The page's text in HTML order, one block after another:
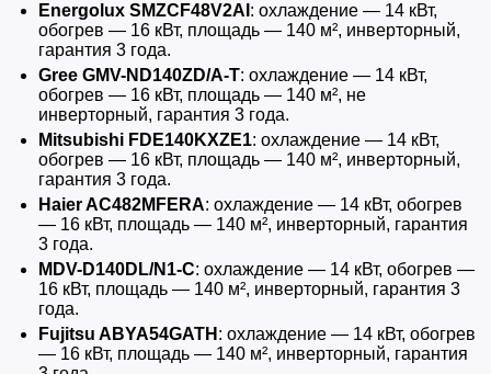
Energolux SMZCF48V2AI : охлаждение — 14 кВт,
обогрев — 16 кВт, площадь — 140 м², инверторный,
гарантия 3 года.
Gree GMV-ND140ZD/A-T: охлаждение — 14 кВт,
обогрев — 16 кВт, площадь — 140 м², не
инверторный, гарантия 3 года.
Mitsubishi FDE140KXZE1: охлаждение — 14 кВт,
обогрев — 16 кВт, площадь — 140 м², инверторный,
гарантия 3 года.
Haier AC482MFERA: охлаждение — 14 кВт, обогрев
— 16 кВт, площадь — 140 м², инверторный, гарантия
3 года.
MDV-D140DL/N1-C: охлаждение — 14 кВт, обогрев —
16 кВт, площадь — 140 м², инверторный, гарантия 3
года.
Fujitsu ABYA54GATH : охлаждение — 14 кВт, обогрев
— 16 кВт, площадь — 140 м², инверторный, гарантия